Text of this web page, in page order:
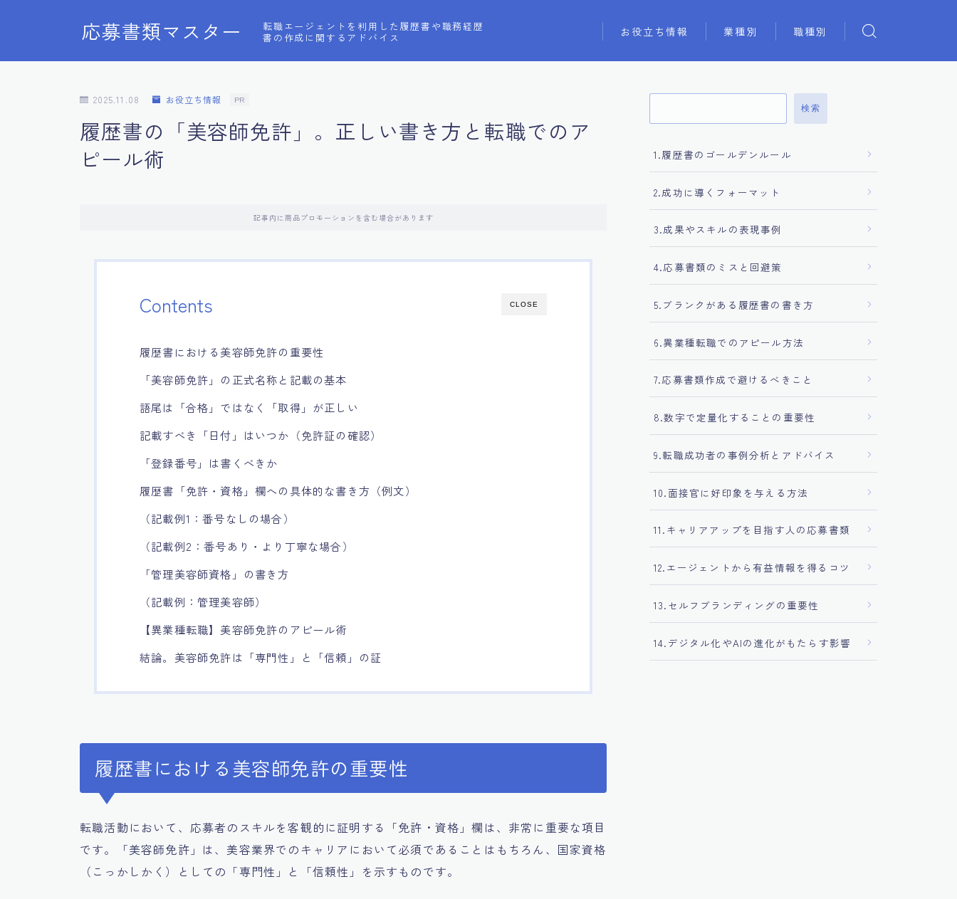
応募書類マスター
転職エージェントを利用した履歴書や職務経歴
書の作成に関するアドバイス
お役立ち情報 業種別 職種別
2025.11.08 お役立ち情報 PR
履歴書の「美容師免許」。正しい書き方と転職でのア
ピール術
記事内に商品プロモーションを含む場合があります
CLOSE
Contents
履歴書における美容師免許の重要性
「美容師免許」の正式名称と記載の基本
語尾は「合格」ではなく「取得」が正しい
記載すべき「日付」はいつか（免許証の確認）
「登録番号」は書くべきか
履歴書「免許・資格」欄への具体的な書き方（例文）
（記載例1：番号なしの場合）
（記載例2：番号あり・より丁寧な場合）
「管理美容師資格」の書き方
（記載例：管理美容師）
【異業種転職】美容師免許のアピール術
結論。美容師免許は「専門性」と「信頼」の証
履歴書における美容師免許の重要性
転職活動において、応募者のスキルを客観的に証明する「免許・資格」欄は、非常に重要な項目
です。「美容師免許」は、美容業界でのキャリアにおいて必須であることはもちろん、国家資格
（こっかしかく）としての「専門性」と「信頼性」を示すものです。
検索
1.履歴書のゴールデンルール
2.成功に導くフォーマット
3.成果やスキルの表現事例
4.応募書類のミスと回避策
5.ブランクがある履歴書の書き方
6.異業種転職でのアピール方法
7.応募書類作成で避けるべきこと
8.数字で定量化することの重要性
9.転職成功者の事例分析とアドバイス
10.面接官に好印象を与える方法
11.キャリアアップを目指す人の応募書類
12.エージェントから有益情報を得るコツ
13.セルフブランディングの重要性
14.デジタル化やAIの進化がもたらす影響